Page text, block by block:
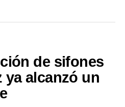
de sifones
ya alcanzó un